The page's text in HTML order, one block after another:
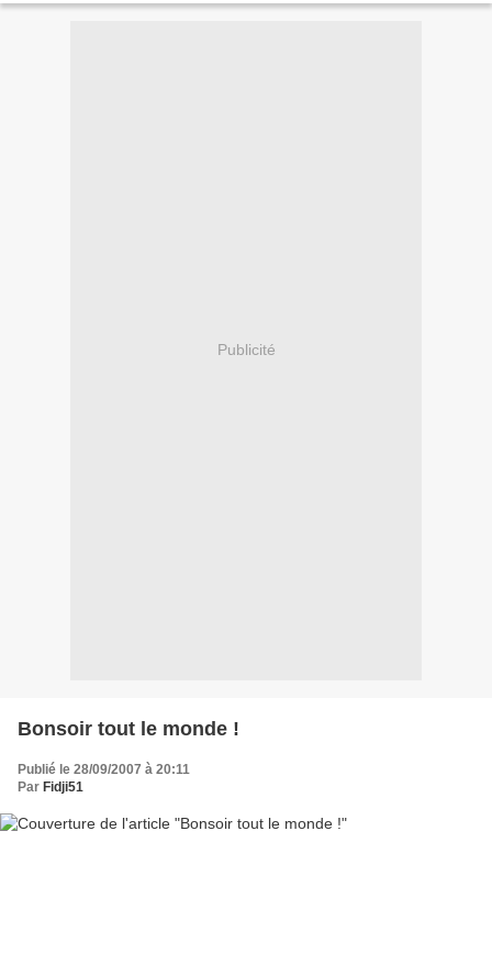
Publicité
Bonsoir tout le monde !
Publié le 28/09/2007 à 20:11
Par Fidji51